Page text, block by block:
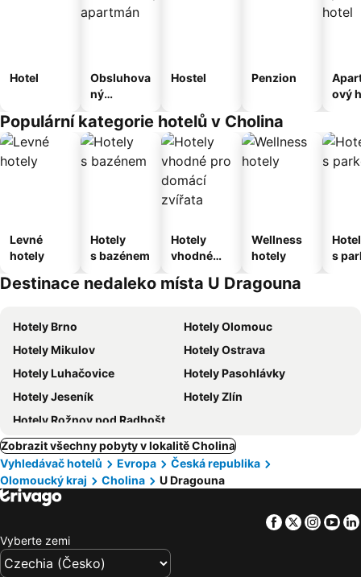
Hotel
Obsluhova
ný
Hostel Penzion
ový
Populární kategorie hotelů v Cholina
Levné
hotely
Hotely
s bazénem
Hotely
vhodné
domácí
Wellness
hotely
s
Destinace nedaleko místa U Dragouna
Hotely Brno
Hotely Olomouc
Hotely Mikulov
Hotely Ostrava
Hotely Luhačovice
Hotely Pasohlávky
Hotely Jeseník
Hotely Zlín
Hotely Rožnov pod Radhoštěm
Zobrazit všechny pobyty v lokalitě Cholina
Vyhledávač hotelů
Evropa
Česká republika
Olomoucký kraj
Cholina U Dragouna
Facebook
Twitter
Vyberte zemi